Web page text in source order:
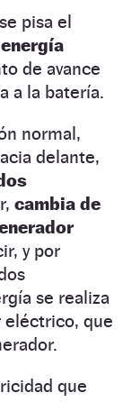
pisa el
energía
de avance
a la batería.
normal,
delante,
cambia de
y por
se realiza
eléctrico, que
que